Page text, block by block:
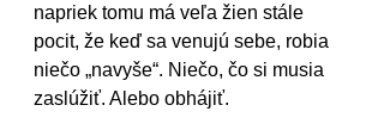
napriek tomu má veľa žien stále
pocit, že keď sa venujú sebe, robia
niečo „navyše“. Niečo, čo si musia
zaslúžiť. Alebo obhájiť.